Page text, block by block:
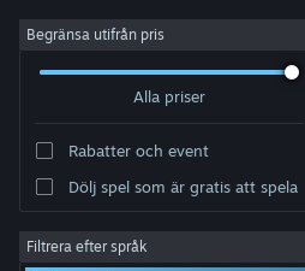
Logga in
Om
Begränsa utifrån pris
Alla priser
Rabatter och event
Dölj spel som är gratis att spela
Filtrera efter språk
Utvecklare: Roboxide Studio